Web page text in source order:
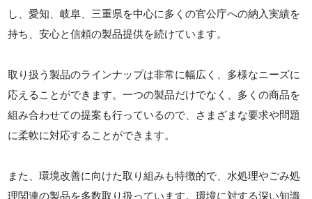
し、愛知、岐阜、三重県を中心に多くの官公庁への納入実績を
持ち、安心と信頼の製品提供を続けています。
取り扱う製品のラインナップは非常に幅広く、多様なニーズに
応えることができます。一つの製品だけでなく、多くの商品を
組み合わせての提案も行っているので、さまざまな要求や問題
に柔軟に対応することができます。
また、環境改善に向けた取り組みも特徴的で、水処理やごみ処
理関連の製品を多数取り扱っています。環境に対する深い知識